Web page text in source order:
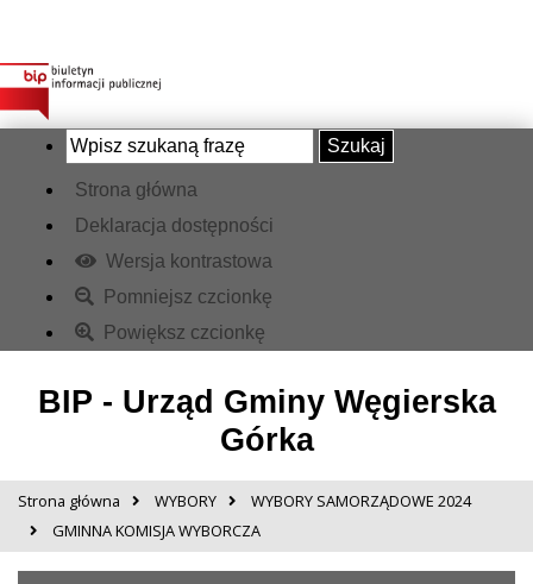
Szukaj
Strona główna
Deklaracja dostępności
Wersja kontrastowa
Pomniejsz czcionkę
Powiększ czcionkę
BIP - Urząd Gminy Węgierska
Górka
Strona główna WYBORY
WYBORY SAMORZĄDOWE 2024
GMINNA KOMISJA WYBORCZA